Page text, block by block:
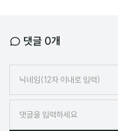
댓글 0개
임